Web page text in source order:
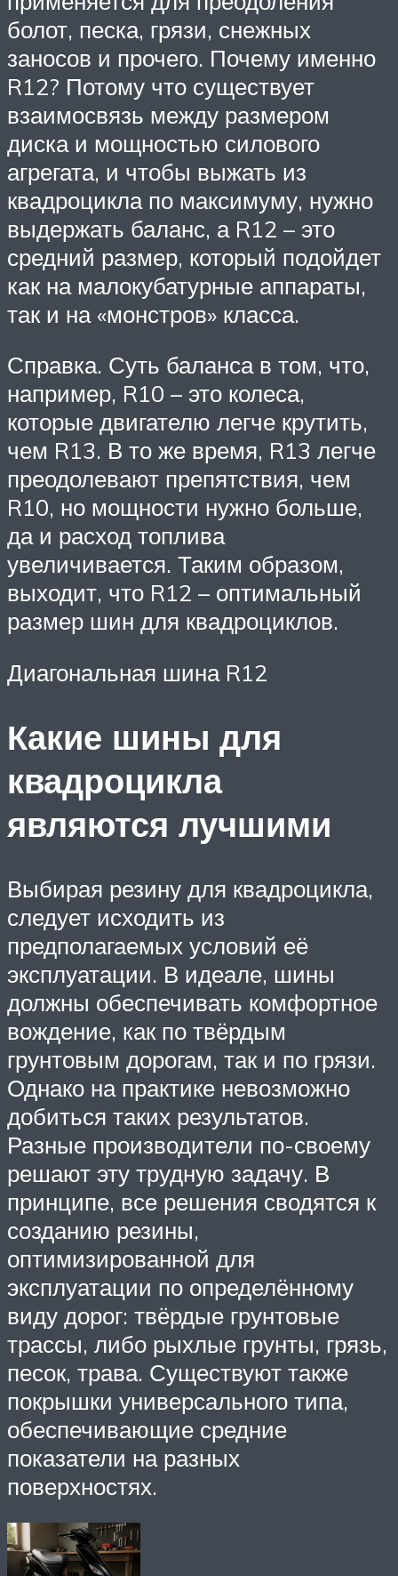
болот, песка, грязи, снежных
заносов и прочего. Почему именно
R12? Потому что существует
взаимосвязь между размером
диска и мощностью силового
агрегата, и чтобы выжать из
квадроцикла по максимуму, нужно
выдержать баланс, а R12 – это
средний размер, который подойдет
как на малокубатурные аппараты,
так и на «монстров» класса.
Справка. Суть баланса в том, что,
например, R10 – это колеса,
которые двигателю легче крутить,
чем R13. В то же время, R13 легче
преодолевают препятствия, чем
R10, но мощности нужно больше,
да и расход топлива
увеличивается. Таким образом,
выходит, что R12 – оптимальный
размер шин для квадроциклов.
Диагональная шина R12
Какие шины для
квадроцикла
являются лучшими
Выбирая резину для квадроцикла,
следует исходить из
предполагаемых условий её
эксплуатации. В идеале, шины
должны обеспечивать комфортное
вождение, как по твёрдым
грунтовым дорогам, так и по грязи.
Однако на практике невозможно
добиться таких результатов.
Разные производители по-своему
решают эту трудную задачу. В
принципе, все решения сводятся к
созданию резины,
оптимизированной для
эксплуатации по определённому
виду дорог: твёрдые грунтовые
трассы, либо рыхлые грунты, грязь,
песок, трава. Существуют также
покрышки универсального типа,
обеспечивающие средние
показатели на разных
поверхностях.